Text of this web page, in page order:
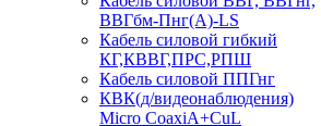
ВВГбм-Пнг(А)-LS
Кабель силовой гибкий
КГ,КВВГ,ПРС,РПШ
Кабель силовой ППГнг
КВК(д/видеонаблюдения)
Micro CoaxiA+CuL